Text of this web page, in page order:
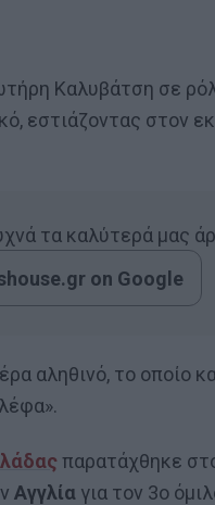
Καλυβάτση σε
εστιάζοντας στον
τα καλύτερά μας
on Google
αληθινό, το οποίο
παρατάχθηκε
Αγγλία για τον 3ο